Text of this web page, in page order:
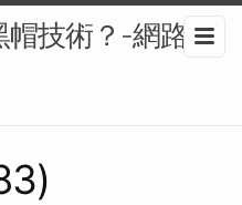
帽技術？-網路行